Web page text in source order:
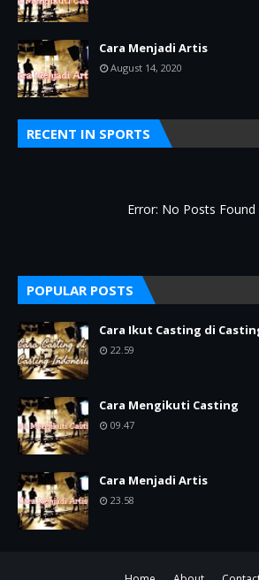
Cara Menjadi Artis
August 14, 2020
RECENT IN SPORTS
Error: No Posts Found
POPULAR POSTS
Cara Ikut Casting di
22.59
Cara Mengikuti Casting
09.47
Cara Menjadi Artis
23.58